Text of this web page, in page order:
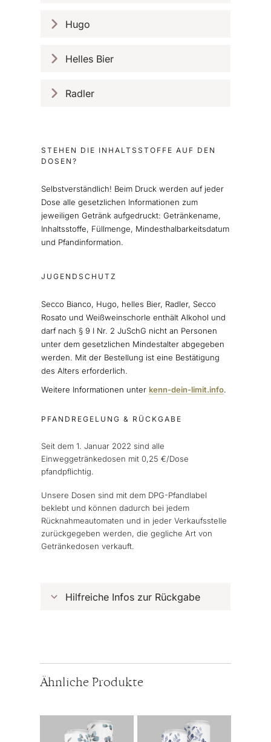
Hugo
Helles Bier
Radler
STEHEN DIE INHALTSSTOFFE AUF DEN
DOSEN?
Selbstverständlich! Beim Druck werden auf jeder
Dose alle gesetzlichen Informationen zum
jeweiligen Getränk aufgedruckt: Getränkename,
Inhaltsstoffe, Füllmenge, Mindesthalbarkeitsdatum
und Pfandinformation.
JUGENDSCHUTZ
Secco Bianco, Hugo, helles Bier, Radler, Secco
Rosato und Weißweinschorle enthält Alkohol und
darf nach § 9 I Nr. 2 JuSchG nicht an Personen
unter dem gesetzlichen Mindestalter abgegeben
werden. Mit der Bestellung ist eine Bestätigung
des Alters erforderlich.
Weitere Informationen unter kenn-dein-limit.info.
PFANDREGELUNG & RÜCKGABE
Seit dem 1. Januar 2022 sind alle
Einweggetränkedosen mit 0,25 €/Dose
pfandpflichtig.
Unsere Dosen sind mit dem DPG-Pfandlabel
beklebt und können dadurch bei jedem
Rücknahmeautomaten und in jeder Verkaufsstelle
zurückgegeben werden, die gegliche Art von
Getränkedosen verkauft.
Hilfreiche Infos zur Rückgabe
Ähnliche Produkte
Produkt
Produkt